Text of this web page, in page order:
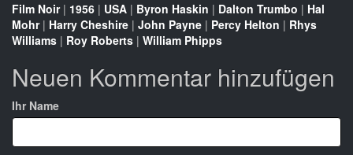
Film Noir| 1956 | USA | Byron Haskin | Dalton Trumbo | Hal
Mohr| Harry Cheshire | John Payne | Percy Helton | Rhys
Williams | Roy Roberts | William Phipps
Neuen Kommentar hinzufügen
Ihr Name